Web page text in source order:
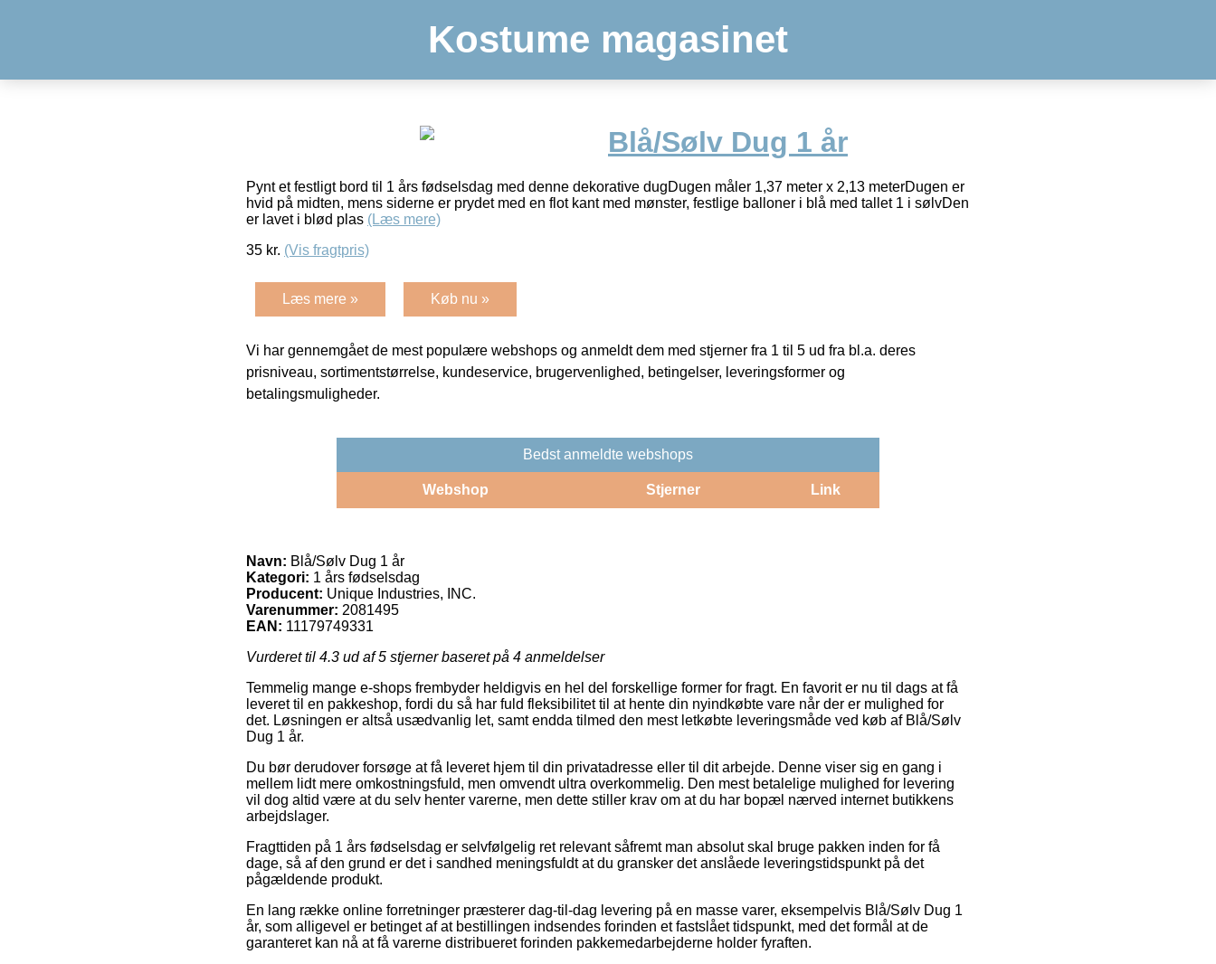
Kostume magasinet
Blå/Sølv Dug 1 år
Pynt et festligt bord til 1 års fødselsdag med denne dekorative dugDugen måler 1,37 meter x 2,13 meterDugen er
hvid på midten, mens siderne er prydet med en flot kant med mønster, festlige balloner i blå med tallet 1 i sølvDen
er lavet i blød plas (Læs mere)
35 kr. (Vis fragtpris)
Læs mere » Køb nu »
Vi har gennemgået de mest populære webshops og anmeldt dem med stjerner fra 1 til 5 ud fra bl.a. deres
prisniveau, sortimentstørrelse, kundeservice, brugervenlighed, betingelser, leveringsformer og
betalingsmuligheder.
Bedst anmeldte webshops
Webshop Stjerner Link
Navn: Blå/Sølv Dug 1 år
Kategori: 1 års fødselsdag
Producent: Unique Industries, INC.
Varenummer: 2081495
EAN: 11179749331
Vurderet til 4.3 ud af 5 stjerner baseret på 4 anmeldelser
Temmelig mange e-shops frembyder heldigvis en hel del forskellige former for fragt. En favorit er nu til dags at få
leveret til en pakkeshop, fordi du så har fuld fleksibilitet til at hente din nyindkøbte vare når der er mulighed for
det. Løsningen er altså usædvanlig let, samt endda tilmed den mest letkøbte leveringsmåde ved køb af Blå/Sølv
Dug 1 år.
Du bør derudover forsøge at få leveret hjem til din privatadresse eller til dit arbejde. Denne viser sig en gang i
mellem lidt mere omkostningsfuld, men omvendt ultra overkommelig. Den mest betalelige mulighed for levering
vil dog altid være at du selv henter varerne, men dette stiller krav om at du har bopæl nærved internet butikkens
arbejdslager.
Fragttiden på 1 års fødselsdag er selvfølgelig ret relevant såfremt man absolut skal bruge pakken inden for få
dage, så af den grund er det i sandhed meningsfuldt at du gransker det anslåede leveringstidspunkt på det
pågældende produkt.
En lang række online forretninger præsterer dag-til-dag levering på en masse varer, eksempelvis Blå/Sølv Dug 1
år, som alligevel er betinget af at bestillingen indsendes forinden et fastslået tidspunkt, med det formål at de
garanteret kan nå at få varerne distribueret forinden pakkemedarbejderne holder fyraften.